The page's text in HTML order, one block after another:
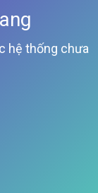
hệ thống chưa